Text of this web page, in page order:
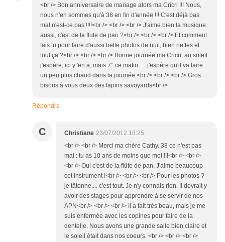
<br /> Bon anniversaire de mariage alors ma Cricri !!! Nous,
nous n'en sommes qu'à 38 en fin d'année !!! C'est déjà pas
mal n'est-ce pas !!!!<br /> <br /> <br /> J'aime bien la musique
aussi, c'est de la flute de pan ?<br /> <br /> <br /> Et comment
fais tu pour faire d'aussi belle photos de nuit, bien nettes et
tout ça ?<br /> <br /> <br /> Bonne journée ma Cricri, au soleil
j'espère, ici y 'en a, mais 7° ce matin......j'espère qu'il va faire
un peu plus chaud dans la journée.<br /> <br /> <br /> Gros
bisous à vous deux des lapins savoyards<br />
Répondre
C Christiane 23/07/2012 18:25
<br /> <br /> Merci ma chère Cathy. 38 ce n'est pas
mal : tu as 10 ans de moins que moi !!!<br /> <br />
<br /> Oui c'est de la flûte de pan. J'aime beaucoup
cet instrument !<br /> <br /> <br /> Pour les photos ?
je tâtonne.... c'est tout. Je n'y connais rien. Il devrait y
avoir des stages pour apprendre à se servir de nos
APN<br /> <br /> <br /> Il a fait très beau, mais je me
suis enfermée avec les copines pour faire de la
dentelle. Nous avons une grande salle bien claire et
le soleil était dans nos coeurs. <br /> <br /> <br />